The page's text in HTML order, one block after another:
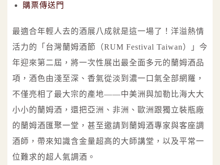
購票傳送門
最適合年輕人去的酒展八成就是這一場了！洋溢熱情
活力的「台灣蘭姆酒節（RUM Festival Taiwan）」今
年迎來第二屆，將一次性展出最全面多元的蘭姆酒品
項，酒色由淺至深、香氣從淡到濃一口氣全部網羅，
不僅亮相了最大宗的產地——中美洲與加勒比海大大
小小的蘭姆酒，還把亞洲、非洲、歐洲跟獨立裝瓶廠
的蘭姆酒匯聚一堂，甚至邀請到蘭姆酒專家與客座調
酒師，帶來知識含金量超高的大師講堂，以及平常一
位難求的超人氣調酒。